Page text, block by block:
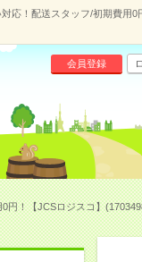
応！配送スタッフ/初期費用0
会員登録
円！【JCSロジスコ】